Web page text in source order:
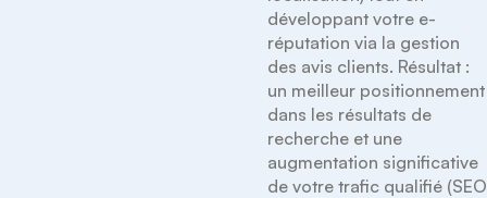
développant votre e-
réputation via la gestion
des avis clients. Résultat :
un meilleur positionnement
dans les résultats de
recherche et une
augmentation significative
de votre trafic qualifié (SEO